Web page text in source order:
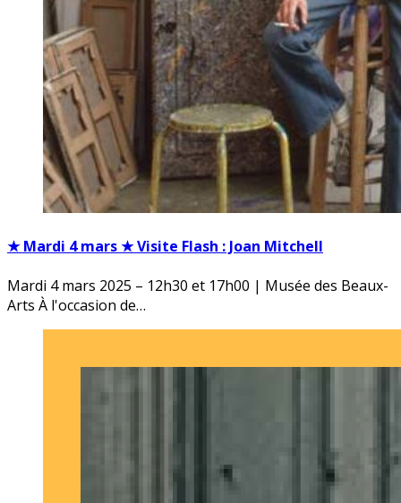
★ Mardi 4 mars ★ Visite Flash : Joan Mitchell
Mardi 4 mars 2025 – 12h30 et 17h00 | Musée des Beaux-
Arts À l'occasion de…